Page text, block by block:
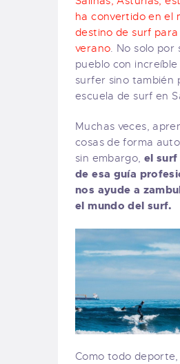
ha convertido en el
destino de surf
verano. No solo por
pueblo con
surfer sino también
escuela de surf en
Muchas veces,
cosas de forma
sin embargo, el
de esa guía
nos ayude a
el mundo del surf.
Como todo